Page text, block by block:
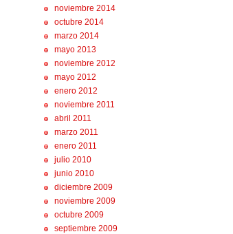
noviembre 2014
octubre 2014
marzo 2014
mayo 2013
noviembre 2012
mayo 2012
enero 2012
noviembre 2011
abril 2011
marzo 2011
enero 2011
julio 2010
junio 2010
diciembre 2009
noviembre 2009
octubre 2009
septiembre 2009